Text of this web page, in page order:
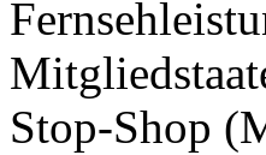
Stop-Shop